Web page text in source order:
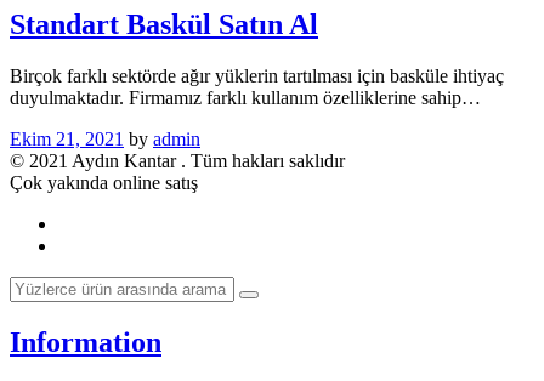
Standart Baskül Satın Al
Birçok farklı sektörde ağır yüklerin tartılması için basküle ihtiyaç
duyulmaktadır. Firmamız farklı kullanım özelliklerine sahip…
Ekim 21, 2021 by admin
© 2021 Aydın Kantar . Tüm hakları saklıdır
Çok yakında online satış
Information